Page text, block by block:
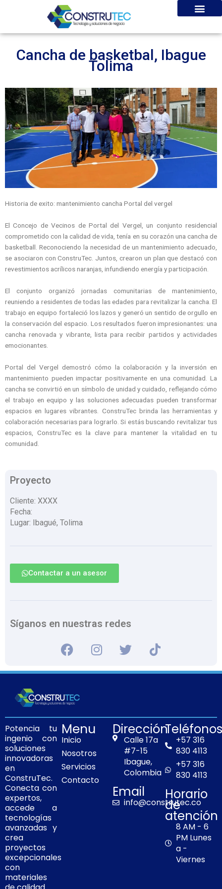
Cancha de basketbal, Ibague
Tolima
Historia de exito: mantenimiento cancha Portal del vergel
El Concejo de Vecinos de Portal del Vergel, un conjunto residencial
comprometido con la calidad de vida, tenía en su corazón una cancha de
basketball. Reconociendo la necesidad de un mantenimiento adecuado,
se asociaron con ConstruTec. Juntos, crearon un plan que destacó con
revestimientos acrílicos naranjas, infundiendo energía y participación.
El conjunto organizó jornadas comunitarias de mantenimiento,
reuniendo a residentes de todas las edades para revitalizar la cancha. El
trabajo en equipo fortaleció los lazos y generó un sentido de orgullo en
la conservación del espacio. Los resultados fueron impresionantes: una
cancha renovada y vibrante, lista para recibir partidos y actividades
emocionantes.
Portal del Vergel demostró cómo la colaboración y la inversión en
mantenimiento pueden impactar positivamente en una comunidad. La
cancha se convirtió en un símbolo de unidad y cuidado, reflejando cómo
el trabajo en equipo y las soluciones adecuadas pueden transformar
espacios en lugares vibrantes. ConstruTec brinda las herramientas y
colaboración necesarias para lograrlo. Si estás buscando revitalizar tus
espacios, ConstruTec es la clave para mantener la vitalidad en tu
comunidad.
Proyecto
Cliente: XXXX
Fecha:
Lugar: Ibagué, Tolima
Contactar a un asesor
Síganos en nuestras redes
F
a
c
b
o
o
k
I
n
s
r
T
w
i
r
T
i
k
Potencia tu
ingenio con
soluciones
innovadoras
en
ConstruTec.
Conecta con
expertos,
accede a
tecnologías
avanzadas y
crea
proyectos
excepcionales
con
materiales
Menu
Inicio
Nosotros
Servicios
Contacto
Dirección
Calle 17a
#7-15
Ibague,
Colombia
Email
info@construtec.co
Teléfonos
+57 316
830 4113
+57 316
830 4113
Horario
de
atención
8 AM - 6
PM Lunes
a -
Viernes